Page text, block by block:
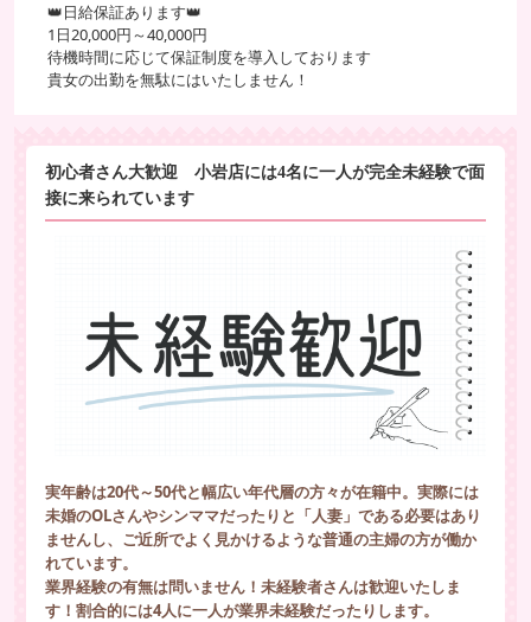
👑日給保証あります👑
1日20,000円～40,000円
待機時間に応じて保証制度を導入しております
貴女の出勤を無駄にはいたしません！
初心者さん大歓迎 小岩店には4名に一人が完全未経験で面
接に来られています
実年齢は20代～50代と幅広い年代層の方々が在籍中。実際には
未婚のOLさんやシンママだったりと「人妻」である必要はあり
ませんし、ご近所でよく見かけるような普通の主婦の方が働か
れています。
業界経験の有無は問いません！未経験者さんは歓迎いたしま
す！割合的には4人に一人が業界未経験だったりします。